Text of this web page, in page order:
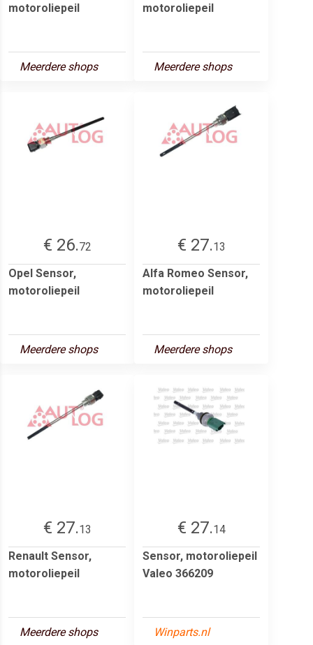
motoroliepeil
Meerdere shops
motoroliepeil
Meerdere shops
€ 26.72
Opel Sensor,
motoroliepeil
Meerdere shops
€ 27.13
Alfa Romeo Sensor,
motoroliepeil
Meerdere shops
€ 27.13
Renault Sensor,
motoroliepeil
Meerdere shops
€ 27.14
Sensor, motoroliepeil
Valeo 366209
Winparts.nl